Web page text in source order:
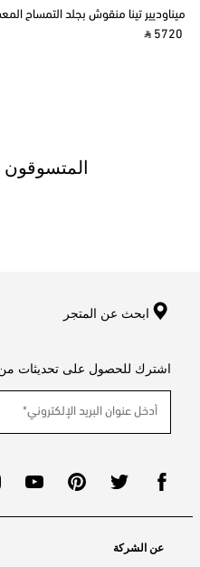
ميناوديير تينا منقوش بجلد التمساح
‎ ⃁ 5720 ‎
المتسوقون
ابحث عن المتجر
اشترك للحصول على تحديثات
عن الشركة